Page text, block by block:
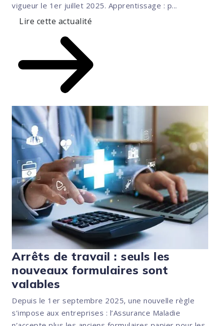
vigueur le 1er juillet 2025. Apprentissage : p...
Lire cette actualité
Arrêts de travail : seuls les
nouveaux formulaires sont
valables
Depuis le 1er septembre 2025, une nouvelle règle
s’impose aux entreprises : l’Assurance Maladie